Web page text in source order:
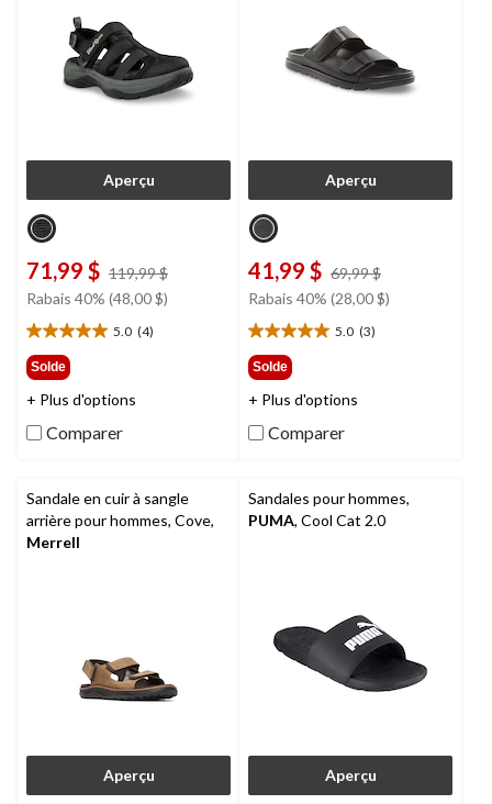
Aperçu
71,99 $ 119,99 $
Rabais 40% (48,00 $)
5.0 (4)
5.0
étoile(s)
sur
5.
4
évaluations
Solde
+ Plus d'options
Comparer
Aperçu
41,99 $ 69,99 $
était
Rabais 40% (28,00 $)
5.0 (3)
5.0
étoile(s)
sur
5.
3
évaluations
Solde
+ Plus d'options
Comparer
Sandale en cuir à sangle
arrière pour hommes, Cove,
Merrell
Aperçu
Sandales pour hommes,
PUMA, Cool Cat 2.0
Aperçu